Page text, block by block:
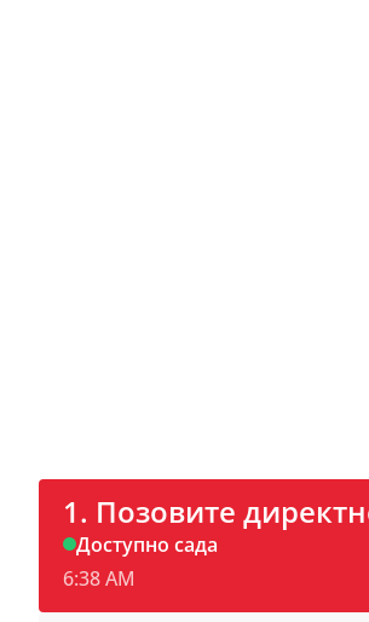
1. Позовите
Доступно сада
6:38 AM